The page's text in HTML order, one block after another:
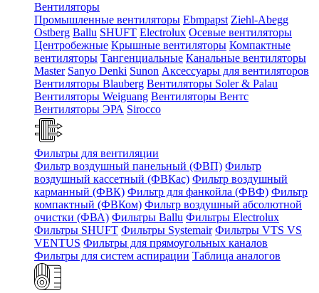
Вентиляторы
Промышленные вентиляторы Ebmpapst Ziehl-Abegg
Ostberg Ballu SHUFT Electrolux Осевые вентиляторы
Центробежные Крышные вентиляторы Компактные
вентиляторы Тангенциальные Канальные вентиляторы
Master Sanyo Denki Sunon Аксессуары для вентиляторов
Вентиляторы Blauberg Вентиляторы Soler & Palau
Вентиляторы Weiguang Вентиляторы Вентс
Вентиляторы ЭРА Sirocco
Фильтры для вентиляции
Фильтр воздушный панельный (ФВП) Фильтр
воздушный кассетный (ФВКас) Фильтр воздушный
карманный (ФВК) Фильтр для фанкойла (ФВФ) Фильтр
компактный (ФВКом) Фильтр воздушный абсолютной
очистки (ФВА) Фильтры Ballu Фильтры Electrolux
Фильтры SHUFT Фильтры Systemair Фильтры VTS VS
VENTUS Фильтры для прямоугольных каналов
Фильтры для систем аспирации Таблица аналогов